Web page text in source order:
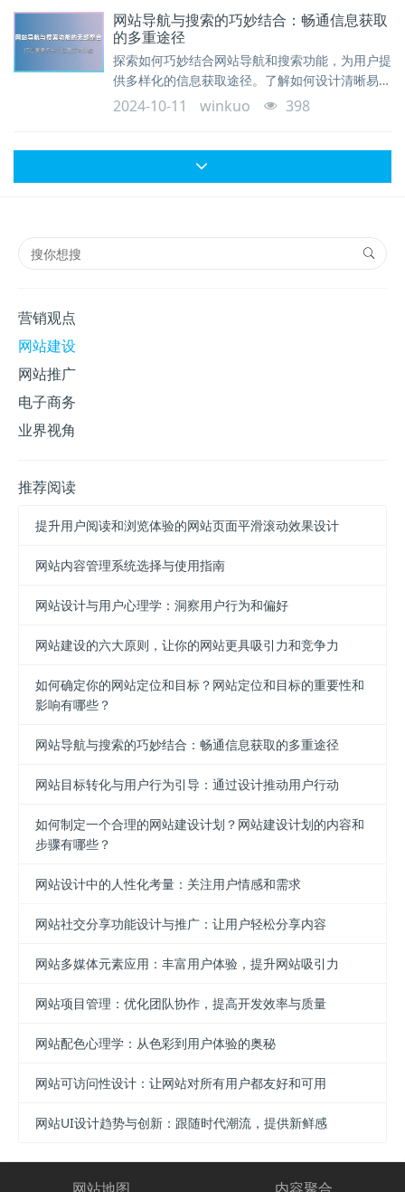
网站导航与搜索的巧妙结合：畅通信息获取
的多重途径
探索如何巧妙结合网站导航和搜索功能，为用户提
供多样化的信息获取途径。了解如何设计清晰易用
的导航结构，以及优化搜索功能，从而提升用户的
2024-10-11 winkuo 398
营销观点
网站建设
网站推广
电子商务
业界视角
推荐阅读
提升用户阅读和浏览体验的网站页面平滑滚动效果设计
网站内容管理系统选择与使用指南
网站设计与用户心理学：洞察用户行为和偏好
网站建设的六大原则，让你的网站更具吸引力和竞争力
如何确定你的网站定位和目标？网站定位和目标的重要性和
影响有哪些？
网站导航与搜索的巧妙结合：畅通信息获取的多重途径
网站目标转化与用户行为引导：通过设计推动用户行动
如何制定一个合理的网站建设计划？网站建设计划的内容和
步骤有哪些？
网站设计中的人性化考量：关注用户情感和需求
网站社交分享功能设计与推广：让用户轻松分享内容
网站多媒体元素应用：丰富用户体验，提升网站吸引力
网站项目管理：优化团队协作，提高开发效率与质量
网站配色心理学：从色彩到用户体验的奥秘
网站可访问性设计：让网站对所有用户都友好和可用
网站UI设计趋势与创新：跟随时代潮流，提供新鲜感